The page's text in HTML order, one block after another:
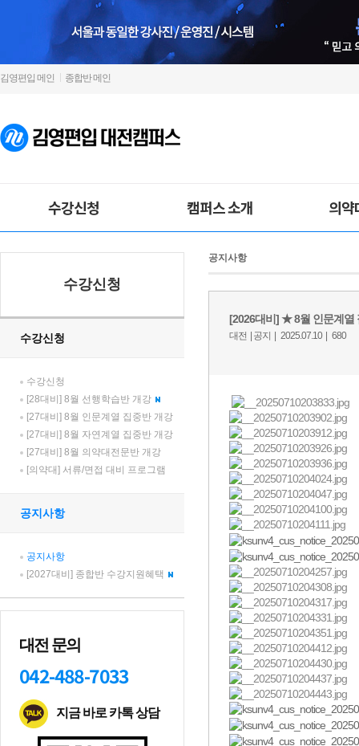
김영편입 메인 종합반 메인
수강신청 캠퍼스 소개 의약
수강신청
수강신청
수강신청
[28대비] 8월 선행학습반 개강
[27대비] 8월 인문계열 집중반 개강
[27대비] 8월 자연계열 집중반 개강
[27대비] 8월 의약대전문반 개강
[의약대] 서류/면접 대비 프로그램
공지사항
공지사항
[2027대비] 종합반 수강지원혜택
대전 문의
042-488-7033
지금 바로 카톡 상담
공지사항